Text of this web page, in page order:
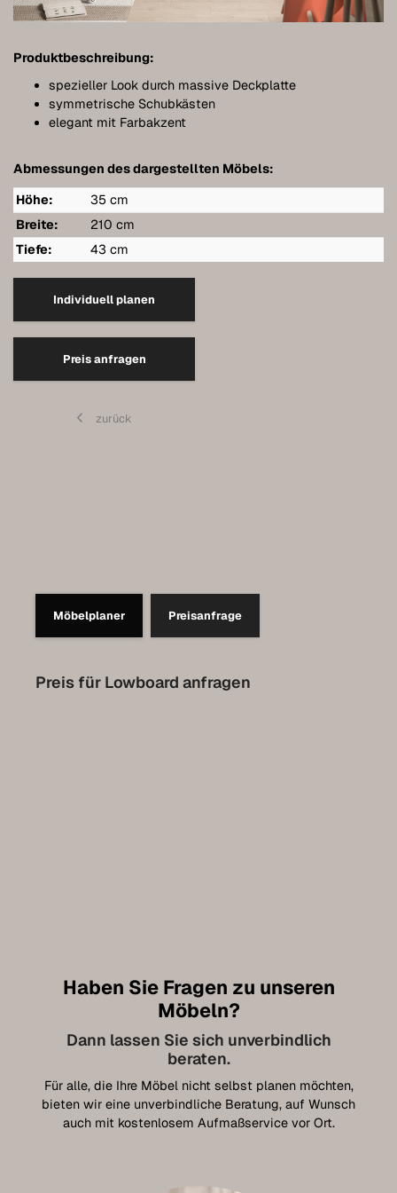
Produktbeschreibung:
spezieller Look durch massive Deckplatte
symmetrische Schubkästen
elegant mit Farbakzent
Abmessungen des dargestellten Möbels:
Höhe:
35 cm
Breite:
210 cm
Tiefe:
43 cm
Individuell planen
Preis anfragen
zurück
Möbelplaner Preisanfrage
Preis für Lowboard anfragen
Haben Sie Fragen zu unseren
Möbeln?
Dann lassen Sie sich unverbindlich
beraten.
Für alle, die Ihre Möbel nicht selbst planen möchten,
bieten wir eine unverbindliche Beratung, auf Wunsch
auch mit kostenlosem Aufmaßservice vor Ort.
Möbel individuell planen
Möbel unter Dachschrägen
Hängeboards
Kommoden
Regale
Sideboards
Wandschränke
Referenzen